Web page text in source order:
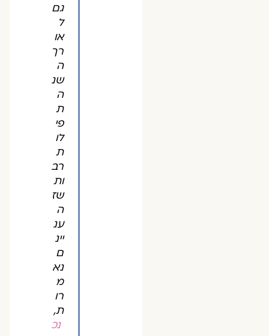
גם
ל
או
רך
ה
שנ
ה
ת
פי
לו
ת
רב
ות
שז
ה
ענ
יינ
ם
נא
מ
רו
ת,
נכ